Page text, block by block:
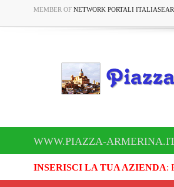
MEMBER OF NETWORK PORTALI
WWW.PIAZZA-
INSERISCI LA TUA AZIENDA: